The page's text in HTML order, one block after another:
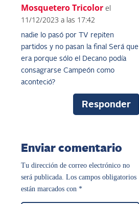
Mosquetero Tricolor el
11/12/2023 a las 17:42
nadie lo pasó por TV repiten
partidos y no pasan la final Será que
era porque sólo el Decano podía
consagrarse Campeón como
aconteció?
Responder
Enviar comentario
Tu dirección de correo electrónico no
será publicada. Los campos obligatorios
están marcados con *